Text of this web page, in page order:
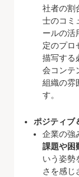
社者の割
士のコミ
ールの活
定のプロ
描写する
会コンテ
組織の雰
す。
ポジティブ
企業の強
課題や困
いう姿勢
さを感じ